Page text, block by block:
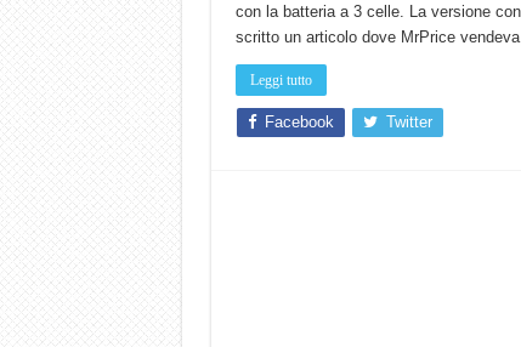
con la batteria a 3 celle. La versione
scritto un articolo dove MrPrice
Leggi tutto
Facebook Twitter